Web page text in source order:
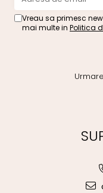
Vreau sa primesc
mai multe in Politica